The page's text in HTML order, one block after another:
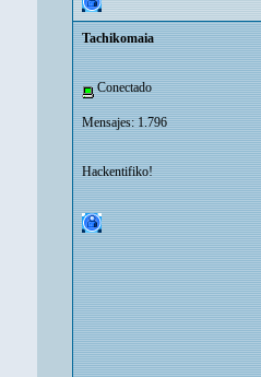
Tachikomaia
Conectado
Mensajes: 1.796
Hackentifiko!